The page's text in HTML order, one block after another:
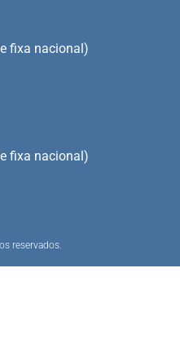
reservados.
fixa nacional)
fixa nacional)